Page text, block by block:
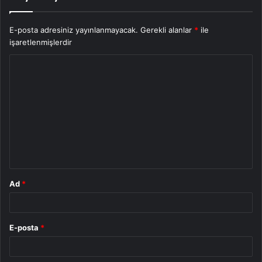
E-posta adresiniz yayınlanmayacak. Gerekli alanlar * ile
işaretlenmişlerdir
Ad *
E-posta *